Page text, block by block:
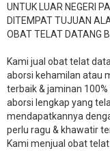
UNTUK LUAR NEGERI
DITEMPAT TUJUAN
OBAT TELAT DATANG
Kami jual obat telat
aborsi kehamilan atau
terbaik & jaminan
aborsi lengkap yang
mendapatkannya
perlu ragu & khawatir
Kami menjual obat